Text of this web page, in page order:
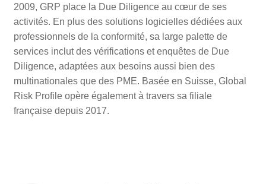
2009, GRP place la Due Diligence au cœur de ses
activités. En plus des solutions logicielles dédiées aux
professionnels de la conformité, sa large palette de
services inclut des vérifications et enquêtes de Due
Diligence, adaptées aux besoins aussi bien des
multinationales que des PME. Basée en Suisse, Global
Risk Profile opère également à travers sa filiale
française depuis 2017.